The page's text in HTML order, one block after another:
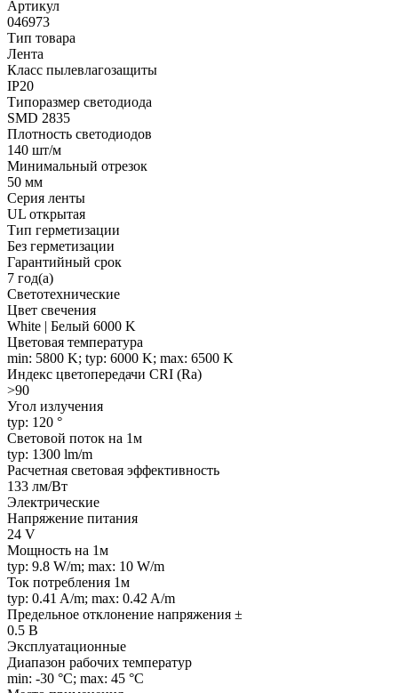
Артикул
046973
Тип товара
Лента
Класс пылевлагозащиты
IP20
Типоразмер светодиода
SMD 2835
Плотность светодиодов
140 шт/м
Минимальный отрезок
50 мм
Серия ленты
UL открытая
Тип герметизации
Без герметизации
Гарантийный срок
7 год(а)
Светотехнические
Цвет свечения
White | Белый 6000 K
Цветовая температура
min: 5800 K; typ: 6000 K; max: 6500 K
Индекс цветопередачи CRI (Ra)
>90
Угол излучения
typ: 120 °
Световой поток на 1м
typ: 1300 lm/m
Расчетная световая эффективность
133 лм/Вт
Электрические
Напряжение питания
24 V
Мощность на 1м
typ: 9.8 W/m; max: 10 W/m
Ток потребления 1м
typ: 0.41 A/m; max: 0.42 A/m
Предельное отклонение напряжения ±
0.5 В
Эксплуатационные
Диапазон рабочих температур
min: -30 °C; max: 45 °C